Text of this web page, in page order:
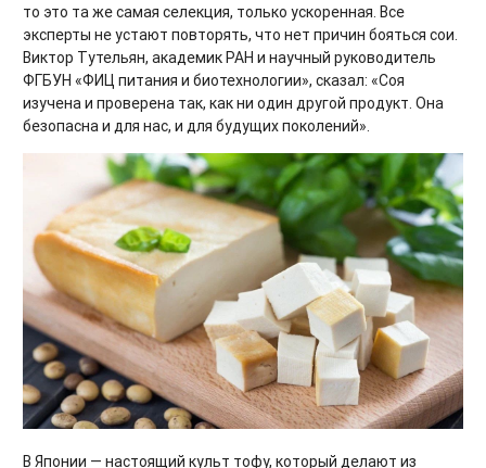
то это та же самая селекция, только ускоренная. Все
эксперты не устают повторять, что нет причин бояться сои.
Виктор Тутельян, академик РАН и научный руководитель
ФГБУН «ФИЦ питания и биотехнологии», сказал: «Соя
изучена и проверена так, как ни один другой продукт. Она
безопасна и для нас, и для будущих поколений».
В Японии — настоящий культ тофу, который делают из